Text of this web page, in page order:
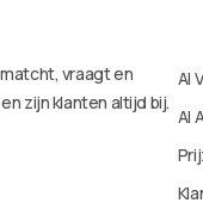
vraagt en
zijn klanten altijd bij.
AI
AI